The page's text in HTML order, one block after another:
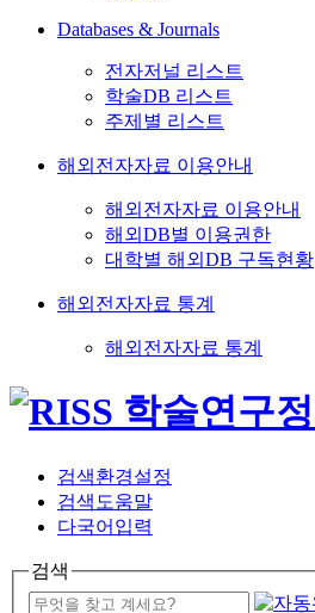
Databases & Journals
전자저널 리스트
학술DB 리스트
주제별 리스트
해외전자자료 이용안내
해외전자자료 이용안내
해외DB별 이용권한
대학별 해외DB 구독현황
해외전자자료 통계
해외전자자료 통계
검색환경설정
검색도움말
다국어입력
검색